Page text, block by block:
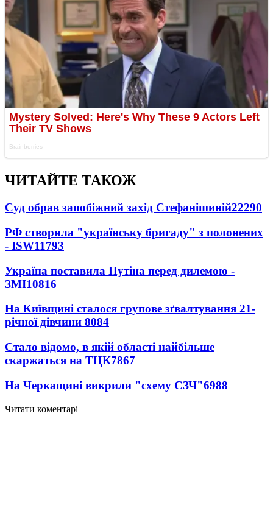
ЧИТАЙТЕ ТАКОЖ
Суд обрав запобіжний захід Стефанішиній22290
РФ створила "українську бригаду" з полонених
- ISW11793
Україна поставила Путіна перед дилемою -
ЗМІ10816
На Київщині сталося групове зґвалтування 21-
річної дівчини 8084
Стало відомо, в якій області найбільше
скаржаться на ТЦК7867
На Черкащині викрили "схему СЗЧ"6988
Читати коментарі